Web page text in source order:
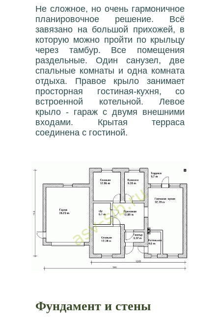
Не сложное, но очень гармоничное
планировочное решение. Всё
завязано на большой прихожей, в
которую можно пройти по крыльцу
через тамбур. Все помещения
раздельные. Один санузел, две
спальные комнаты и одна комната
отдыха. Правое крыло занимает
просторная гостиная-кухня, со
встроенной котельной. Левое
крыло - гараж с двумя внешними
входами. Крытая терраса
соединена с гостиной.
Фундамент и стены